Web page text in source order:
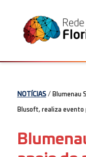
NOTÍCIAS/ Blumenau
Blusoft, realiza